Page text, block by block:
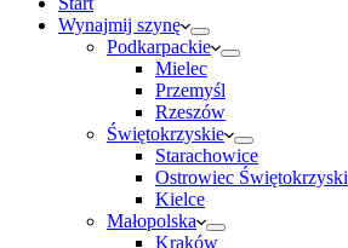
Wynajmij szynę
Podkarpackie
Mielec
Przemyśl
Rzeszów
Świętokrzyskie
Starachowice
Ostrowiec Świętokrzyski
Kielce
Małopolska
Kraków